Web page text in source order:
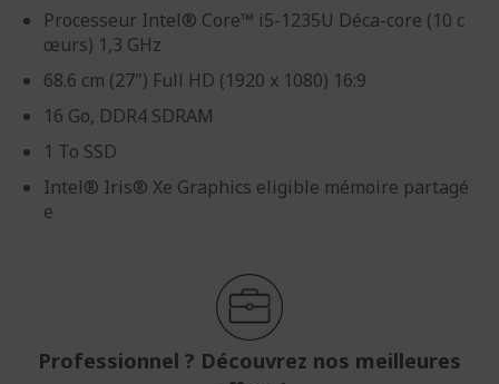
Processeur Intel® Core™ i5-1235U Déca-core (10 c
œurs) 1,3 GHz
68.6 cm (27") Full HD (1920 x 1080) 16:9
16 Go, DDR4 SDRAM
1 To SSD
Intel® Iris® Xe Graphics eligible mémoire partagé
e
Professionnel ? Découvrez nos meilleures